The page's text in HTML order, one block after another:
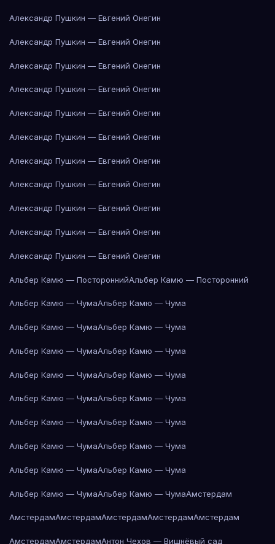
Александр Пушкин — Евгений Онегин
Александр Пушкин — Евгений Онегин
Александр Пушкин — Евгений Онегин
Александр Пушкин — Евгений Онегин
Александр Пушкин — Евгений Онегин
Александр Пушкин — Евгений Онегин
Александр Пушкин — Евгений Онегин
Александр Пушкин — Евгений Онегин
Александр Пушкин — Евгений Онегин
Александр Пушкин — Евгений Онегин
Александр Пушкин — Евгений Онегин
Альбер Камю — ПостороннийАльбер Камю — Посторонний
Альбер Камю — ЧумаАльбер Камю — Чума
Альбер Камю — ЧумаАльбер Камю — Чума
Альбер Камю — ЧумаАльбер Камю — Чума
Альбер Камю — ЧумаАльбер Камю — Чума
Альбер Камю — ЧумаАльбер Камю — Чума
Альбер Камю — ЧумаАльбер Камю — Чума
Альбер Камю — ЧумаАльбер Камю — Чума
Альбер Камю — ЧумаАльбер Камю — Чума
Альбер Камю — ЧумаАльбер Камю — ЧумаАмстердам
АмстердамАмстердамАмстердамАмстердамАмстердам
АмстердамАмстердамАнтон Чехов — Вишнёвый сад